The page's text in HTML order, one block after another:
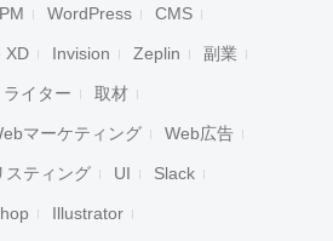
PM WordPress CMS
XD Invision Zeplin 副業
ライター 取材
マーケティング Web広告
スティング UI Slack
Illustrator